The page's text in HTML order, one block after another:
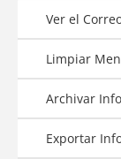
Ver el
Limpiar
Archivar
Exportar